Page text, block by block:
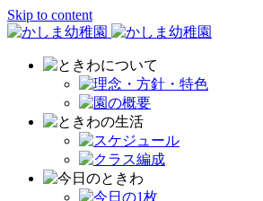
Skip to content